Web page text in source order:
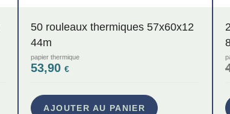
50 rouleaux thermiques 57x60x12
44m
papier thermique
53,90€
AJOUTER AU PANIER